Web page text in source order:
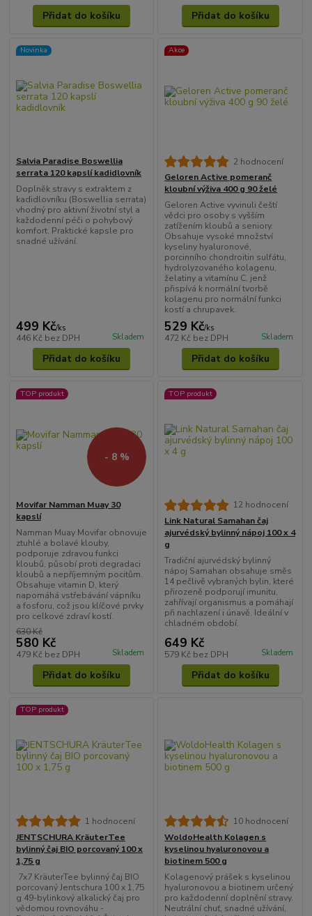
Přidat do košíku Přidat do košíku
Novinka
Salvia Paradise Boswellia
serrata 120 kapslí kadidlovník
Doplněk stravy s extraktem z
kadidlovníku (Boswellia serrata)
vhodný pro aktivní životní styl a
každodenní péči o pohybový
komfort. Praktické kapsle pro
snadné užívání.
499 Kč/ks
446 Kč bez DPH Skladem
Přidat do košíku
Akce
2 hodnocení
Geloren Active pomeranč
kloubní výživa 400 g 90 želé
Geloren Active vyvinuli čeští
vědci pro osoby s vyšším
zatížením kloubů a seniory.
Obsahuje vysoké množství
kyseliny hyaluronové,
porcinního chondroitin sulfátu,
hydrolyzovaného kolagenu,
želatiny a vitamínu C, jenž
přispívá k normální tvorbě
kolagenu pro normální funkci
kostí a chrupavek.
529 Kč/ks
472 Kč bez DPH Skladem
Přidat do košíku
TOP produkt
- 8 %
Movifar Namman Muay 30
kapslí
Namman Muay Movifar obnovuje
ztuhlé a bolavé klouby,
podporuje zdravou funkci
kloubů, působí proti degradaci
kloubů a nepříjemným pocitům.
Obsahuje vitamin D, který
napomáhá vstřebávání vápníku
a fosforu, což jsou klíčové prvky
pro celkové zdraví kostí.
630 Kč
580 Kč
479 Kč bez DPH Skladem
Přidat do košíku
TOP produkt
12 hodnocení
Link Natural Samahan čaj
ajurvédský bylinný nápoj 100 x 4
g
Tradiční ajurvédský bylinný
nápoj Samahan obsahuje směs
14 pečlivě vybraných bylin, které
přirozeně podporují imunitu,
zahřívají organismus a pomáhají
při nachlazení i únavě. Ideální v
chladném období.
649 Kč
579 Kč bez DPH Skladem
Přidat do košíku
TOP produkt
1 hodnocení
JENTSCHURA KräuterTee
bylinný čaj BIO porcovaný 100 x
1,75 g
7x7 KräuterTee bylinný čaj BIO
porcovaný Jentschura 100 x 1,75
g 49-bylinkový alkalický čaj pro
vědomou rovnováhu -
10 hodnocení
WoldoHealth Kolagen s
kyselinou hyaluronovou a
biotinem 500 g
Kolagenový prášek s kyselinou
hyaluronovou a biotinem určený
pro každodenní doplnění stravy.
Neutrální chuť, snadné užívání,